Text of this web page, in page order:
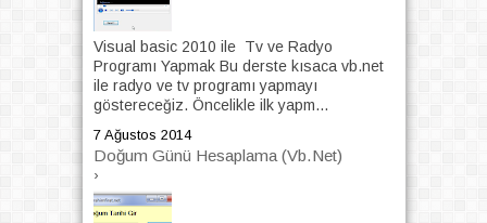
Visual basic 2010 ile Tv ve Radyo
Programı Yapmak Bu derste kısaca vb.net
ile radyo ve tv programı yapmayı
göstereceğiz. Öncelikle ilk yapm...
7 Ağustos 2014
Doğum Günü Hesaplama (Vb.Net)
›